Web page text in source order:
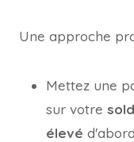
Une approche
Mettez une
sur votre
élevé d'abord